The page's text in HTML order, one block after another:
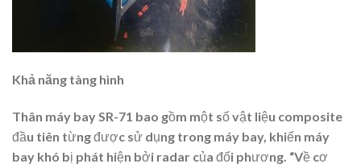
Khả năng tàng hình
Thân máy bay SR-71 bao gồm một số vật liệu composite
đầu tiên từng được sử dụng trong máy bay, khiến máy
bay khó bị phát hiện bởi radar của đối phương. “Về cơ